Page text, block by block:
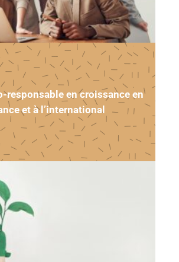
responsable en croissance en
et à l’international